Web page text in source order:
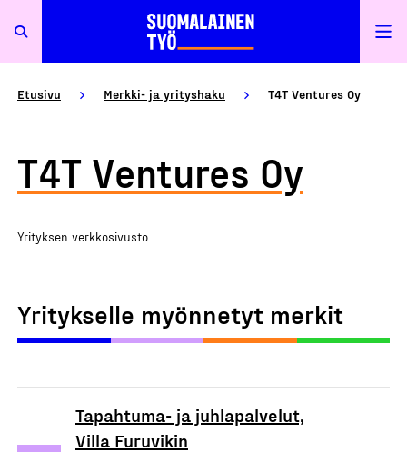
Etusivu Merkki- ja yrityshaku T4T Ventures Oy
T4T Ventures Oy
Yrityksen verkkosivusto
Yritykselle myönnetyt merkit
Tapahtuma- ja juhlapalvelut,
Villa Furuvikin